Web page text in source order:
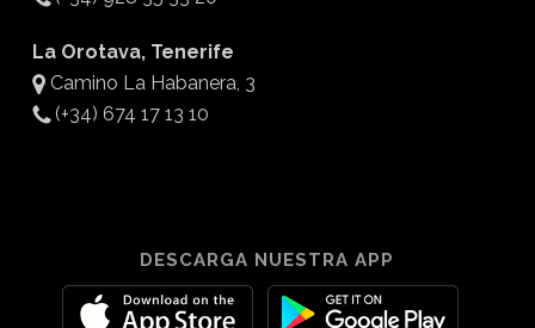
La Orotava, Tenerife
Camino La Habanera, 3
(+34) 674 17 13 10
DESCARGA NUESTRA APP